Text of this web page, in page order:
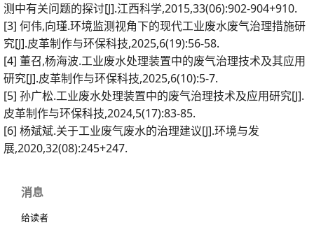
测中有关问题的探讨[J].江西科学,2015,33(06):902-904+910.
[3] 何伟,向瑾.环境监测视角下的现代工业废水废气治理措施研
究[J].皮革制作与环保科技,2025,6(19):56-58.
[4] 董召,杨海波.工业废水处理装置中的废气治理技术及其应用
研究[J].皮革制作与环保科技,2025,6(10):5-7.
[5] 孙广松.工业废水处理装置中的废气治理技术及应用研究[J].
皮革制作与环保科技,2024,5(17):83-85.
[6] 杨斌斌.关于工业废气废水的治理建议[J].环境与发
展,2020,32(08):245+247.
消息
给读者